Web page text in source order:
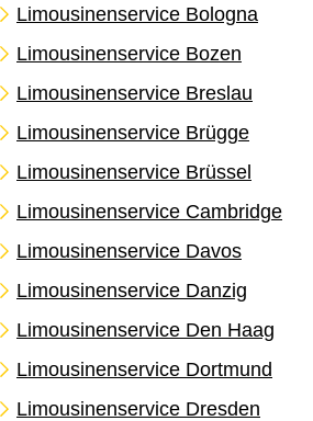
Limousinenservice Bologna
Limousinenservice Bozen
Limousinenservice Breslau
Limousinenservice Brügge
Limousinenservice Brüssel
Limousinenservice Cambridge
Limousinenservice Davos
Limousinenservice Danzig
Limousinenservice Den Haag
Limousinenservice Dortmund
Limousinenservice Dresden